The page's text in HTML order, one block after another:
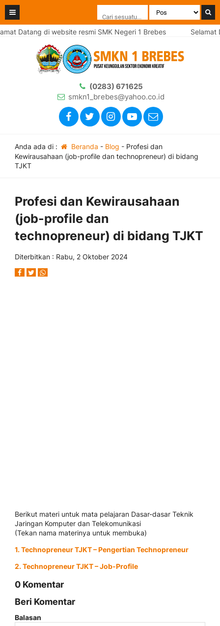
Datang di website resmi SMK Negeri 1 Brebes Selamat
(0283) 671625
smkn1_brebes@yahoo.co.id
Anda ada di : Beranda - Blog - Profesi dan
Kewirausahaan (job-profile dan technopreneur) di bidang
TJKT
Profesi dan Kewirausahaan
(job-profile dan
technopreneur) di bidang TJKT
Diterbitkan : Rabu, 2 Oktober 2024
Berikut materi untuk mata pelajaran Dasar-dasar Teknik
Jaringan Komputer dan Telekomunikasi
(Tekan nama materinya untuk membuka)
1. Technopreneur TJKT – Pengertian Technopreneur
2. Technopreneur TJKT – Job-Profile
0 Komentar
Beri Komentar
Balasan